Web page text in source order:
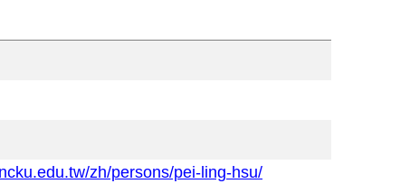
zh/persons/pei-ling-hsu/